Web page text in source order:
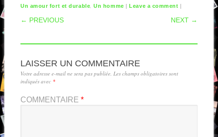
Un amour fort et durable ,Un homme |Leave a comment |
POST NAVIGATION
← PREVIOUS NEXT →
LAISSER UN COMMENTAIRE
Votre adresse e-mail ne sera pas publiée. Les champs obligatoires sont
indiqués avec *
COMMENTAIRE *